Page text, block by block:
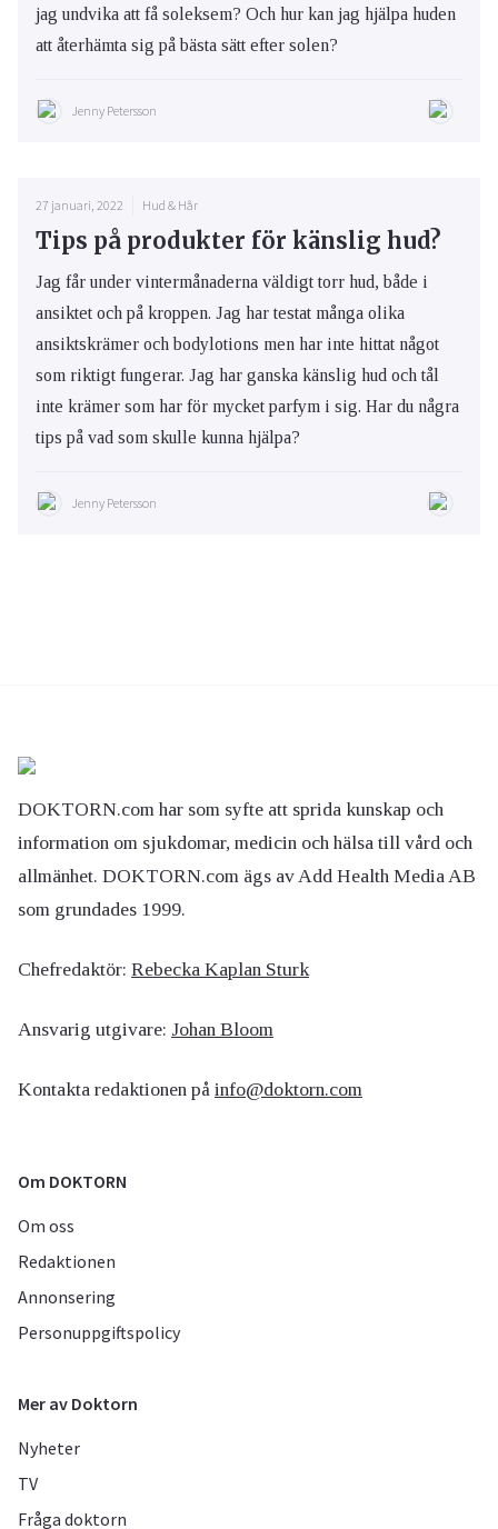
jag undvika att få soleksem? Och hur kan jag hjälpa huden
att återhämta sig på bästa sätt efter solen?
Jenny Petersson
27 januari, 2022 Hud & Hår
Tips på produkter för känslig hud?
Jag får under vintermånaderna väldigt torr hud, både i
ansiktet och på kroppen. Jag har testat många olika
ansiktskrämer och bodylotions men har inte hittat något
som riktigt fungerar. Jag har ganska känslig hud och tål
inte krämer som har för mycket parfym i sig. Har du några
tips på vad som skulle kunna hjälpa?
Jenny Petersson
DOKTORN.com har som syfte att sprida kunskap och
information om sjukdomar, medicin och hälsa till vård och
allmänhet. DOKTORN.com ägs av Add Health Media AB
som grundades 1999.
Chefredaktör: Rebecka Kaplan Sturk
Ansvarig utgivare: Johan Bloom
Kontakta redaktionen på info@doktorn.com
Om DOKTORN
Om oss
Redaktionen
Annonsering
Personuppgiftspolicy
Mer av Doktorn
Nyheter
TV
Fråga doktorn